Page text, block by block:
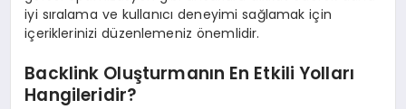
iyi sıralama ve kullanıcı deneyimi sağlamak için
içeriklerinizi düzenlemeniz önemlidir.
Backlink Oluşturmanın En Etkili Yolları
Hangileridir?